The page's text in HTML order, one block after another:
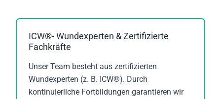
ICW®- Wundexperten & Zertifizierte
Fachkräfte
Unser Team besteht aus zertifizierten
Wundexperten (z. B. ICW®). Durch
kontinuierliche Fortbildungen garantieren wir